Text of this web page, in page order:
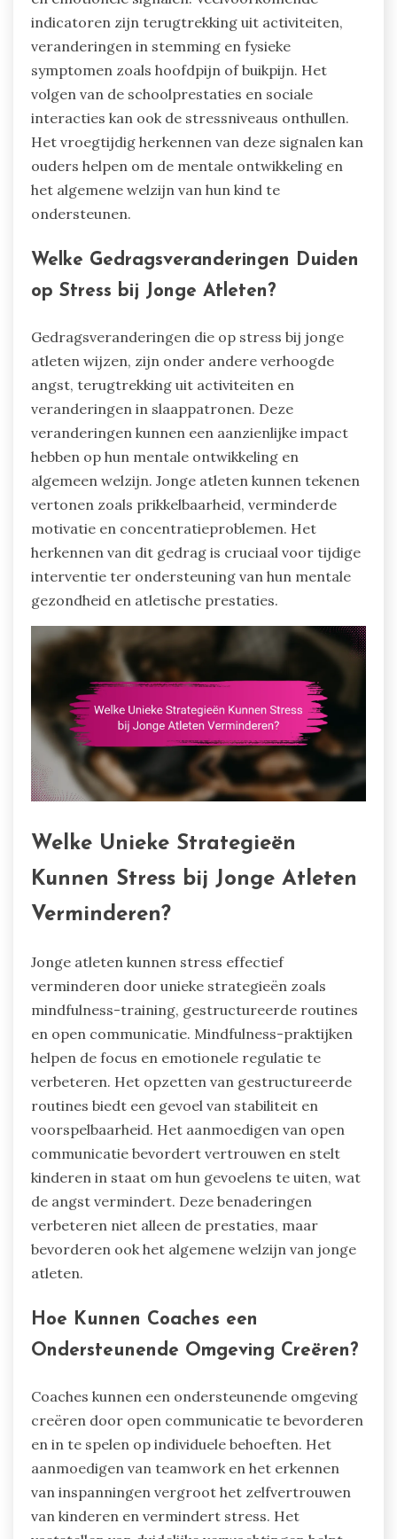
indicatoren zijn terugtrekking uit activiteiten,
veranderingen in stemming en fysieke
symptomen zoals hoofdpijn of buikpijn. Het
volgen van de schoolprestaties en sociale
interacties kan ook de stressniveaus onthullen.
Het vroegtijdig herkennen van deze signalen kan
ouders helpen om de mentale ontwikkeling en
het algemene welzijn van hun kind te
ondersteunen.
Welke Gedragsveranderingen Duiden
op Stress bij Jonge Atleten?
Gedragsveranderingen die op stress bij jonge
atleten wijzen, zijn onder andere verhoogde
angst, terugtrekking uit activiteiten en
veranderingen in slaappatronen. Deze
veranderingen kunnen een aanzienlijke impact
hebben op hun mentale ontwikkeling en
algemeen welzijn. Jonge atleten kunnen tekenen
vertonen zoals prikkelbaarheid, verminderde
motivatie en concentratieproblemen. Het
herkennen van dit gedrag is cruciaal voor tijdige
interventie ter ondersteuning van hun mentale
gezondheid en atletische prestaties.
Welke Unieke Strategieën
Kunnen Stress bij Jonge Atleten
Verminderen?
Jonge atleten kunnen stress effectief
verminderen door unieke strategieën zoals
mindfulness-training, gestructureerde routines
en open communicatie. Mindfulness-praktijken
helpen de focus en emotionele regulatie te
verbeteren. Het opzetten van gestructureerde
routines biedt een gevoel van stabiliteit en
voorspelbaarheid. Het aanmoedigen van open
communicatie bevordert vertrouwen en stelt
kinderen in staat om hun gevoelens te uiten, wat
de angst vermindert. Deze benaderingen
verbeteren niet alleen de prestaties, maar
bevorderen ook het algemene welzijn van jonge
atleten.
Hoe Kunnen Coaches een
Ondersteunende Omgeving Creëren?
Coaches kunnen een ondersteunende omgeving
creëren door open communicatie te bevorderen
en in te spelen op individuele behoeften. Het
aanmoedigen van teamwork en het erkennen
van inspanningen vergroot het zelfvertrouwen
van kinderen en vermindert stress. Het